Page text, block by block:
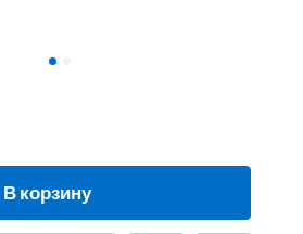
В корзину